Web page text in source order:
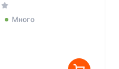
Много